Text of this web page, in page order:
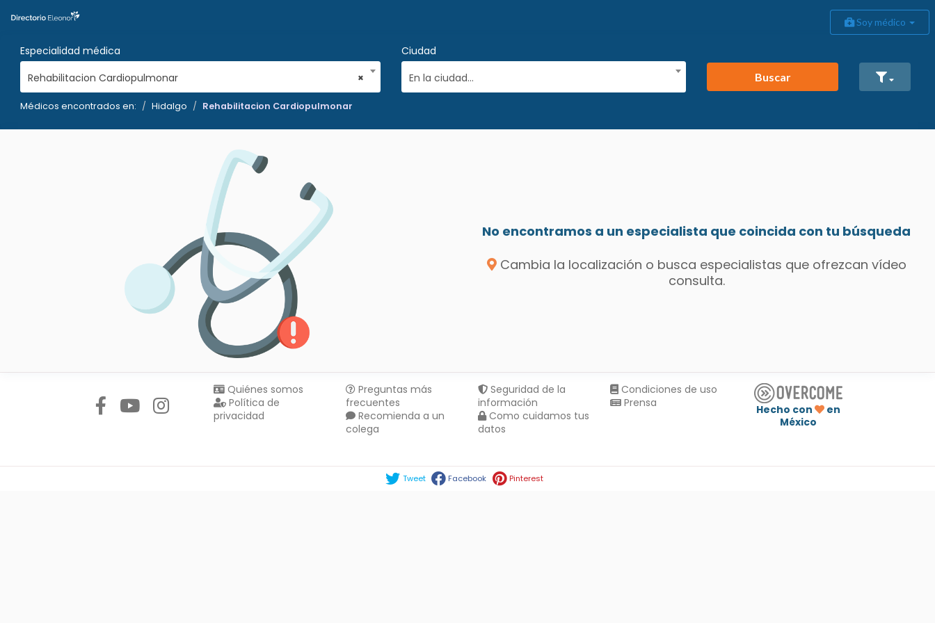
Soy médico
Especialidad médica
×
Rehabilitacion Cardiopulmonar
Ciudad
En la ciudad...
Buscar
Médicos encontrados en: Hidalgo Rehabilitacion Cardiopulmonar
No encontramos a un especialista que coincida con tu búsqueda
Cambia la localización o busca especialistas que ofrezcan vídeo
consulta.
Quiénes somos
Política de
privacidad
Preguntas más
frecuentes
Recomienda a un
colega
Seguridad de la
información
Como cuidamos tus
datos
Condiciones de uso
Prensa
Hecho con
en
México
Tweet Facebook Pinterest